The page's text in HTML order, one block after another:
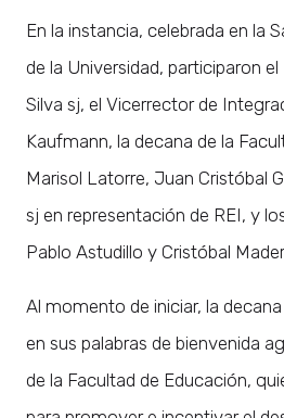
En la instancia, celebrada en la
de la Universidad, participaron
Silva sj, el Vicerrector de
Kaufmann, la decana de la
Marisol Latorre, Juan Cristóbal
sj en representación de REI, y
Pablo Astudillo y Cristóbal
Al momento de iniciar, la
en sus palabras de bienvenida
de la Facultad de Educación,